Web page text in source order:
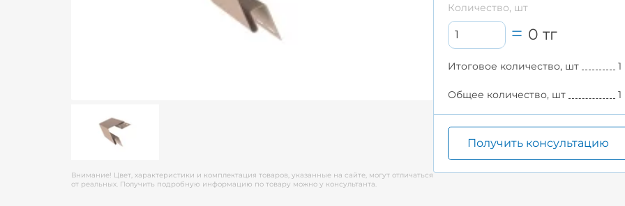
Внимание! Цвет, характеристики и комплектация товаров, указанные на сайте, могут отличаться
от реальных. Получить подробную информацию по товару можно у консультанта.
Количество, шт
0 тг
Итоговое количество, шт 1
Общее количество, шт 1
Получить консультацию